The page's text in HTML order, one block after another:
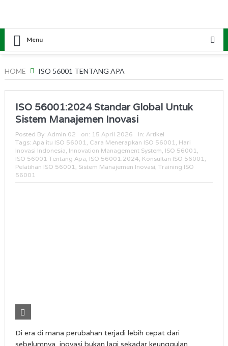
Menu
HOME ISO 56001 TENTANG APA
ISO 56001:2024 Standar Global Untuk
Sistem Manajemen Inovasi
Posted By: Admin 02 on: 15 April 2026 In: Artikel
Tags: Apa itu ISO 56001 Cara Menerapkan ISO 56001
Hari
Inovasi Indonesia Innovation Management System ISO 56001
ISO 56001 Tentang Apa ISO 56001:2024 Konsultan ISO 56001
Pelatihan ISO 56001
Sistem Manajemen Inovasi Training ISO
56001
Di era di mana perubahan terjadi lebih cepat dari
sebelumnya, inovasi bukan lagi sekadar keunggulan